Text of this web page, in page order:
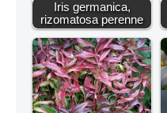
Iris germanica,
rizomatosa perenne